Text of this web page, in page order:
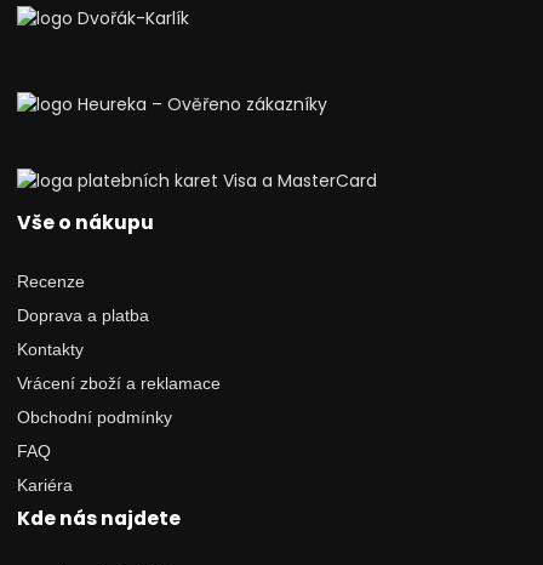
Vše o nákupu
Recenze
Doprava a platba
Kontakty
Vrácení zboží a reklamace
Obchodní podmínky
FAQ
Kariéra
Kde nás najdete